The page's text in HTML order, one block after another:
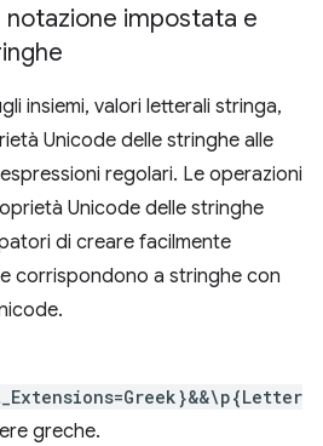
notazione impostata e
insiemi, valori letterali stringa,
Unicode delle stringhe alle
regolari. Le operazioni
Unicode delle stringhe
di creare facilmente
corrispondono a stringhe con
greche.